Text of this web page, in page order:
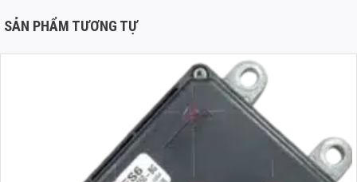
SẢN PHẨM TƯƠNG TỰ